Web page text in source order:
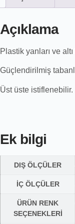
Açıklama
Plastik yanları ve
Güçlendirilmiş
Üst üste istiflenebilir.
Ek bilgi
DIŞ ÖLÇÜLER
İÇ ÖLÇÜLER
ÜRÜN RENK
SEÇENEKLERİ